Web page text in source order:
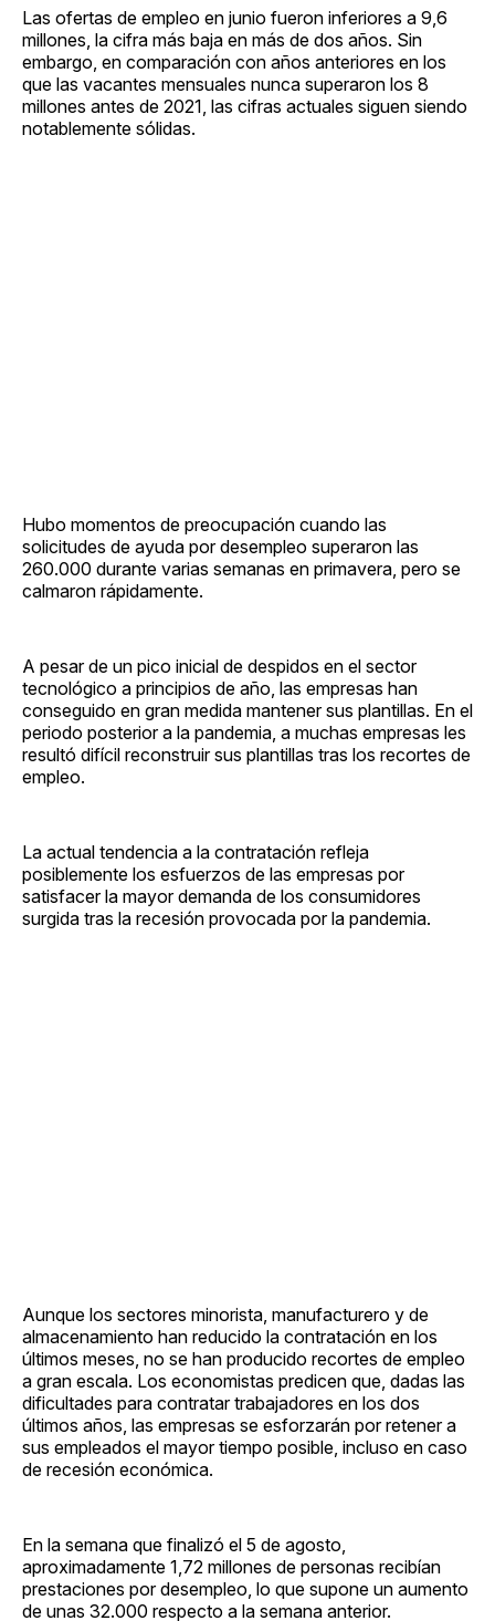
Las ofertas de empleo en junio fueron inferiores a 9,6
millones, la cifra más baja en más de dos años. Sin
embargo, en comparación con años anteriores en los
que las vacantes mensuales nunca superaron los 8
millones antes de 2021, las cifras actuales siguen siendo
notablemente sólidas.
Hubo momentos de preocupación cuando las
solicitudes de ayuda por desempleo superaron las
260.000 durante varias semanas en primavera, pero se
calmaron rápidamente.
A pesar de un pico inicial de despidos en el sector
tecnológico a principios de año, las empresas han
conseguido en gran medida mantener sus plantillas. En el
periodo posterior a la pandemia, a muchas empresas les
resultó difícil reconstruir sus plantillas tras los recortes de
empleo.
La actual tendencia a la contratación refleja
posiblemente los esfuerzos de las empresas por
satisfacer la mayor demanda de los consumidores
surgida tras la recesión provocada por la pandemia.
Aunque los sectores minorista, manufacturero y de
almacenamiento han reducido la contratación en los
últimos meses, no se han producido recortes de empleo
a gran escala. Los economistas predicen que, dadas las
dificultades para contratar trabajadores en los dos
últimos años, las empresas se esforzarán por retener a
sus empleados el mayor tiempo posible, incluso en caso
de recesión económica.
En la semana que finalizó el 5 de agosto,
aproximadamente 1,72 millones de personas recibían
prestaciones por desempleo, lo que supone un aumento
de unas 32.000 respecto a la semana anterior.